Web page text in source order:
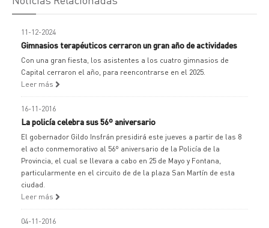
11-12-2024
Gimnasios terapéuticos cerraron un gran año de actividades
Con una gran fiesta, los asistentes a los cuatro gimnasios de
Capital cerraron el año, para reencontrarse en el 2025.
Leer más
16-11-2016
La policía celebra sus 56º aniversario
El gobernador Gildo Insfrán presidirá este jueves a partir de las 8
el acto conmemorativo al 56º aniversario de la Policía de la
Provincia, el cual se llevara a cabo en 25 de Mayo y Fontana,
particularmente en el circuito de de la plaza San Martín de esta
ciudad.
Leer más
04-11-2016